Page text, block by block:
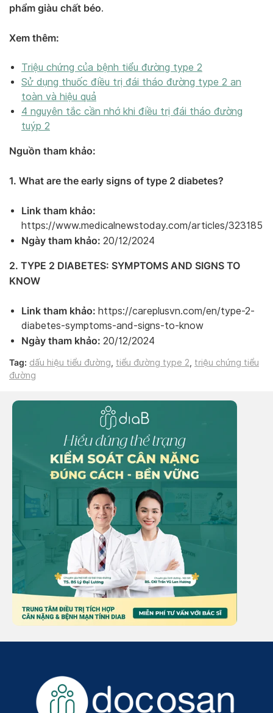
phẩm giàu chất béo.
Xem thêm:
Triệu chứng của bệnh tiểu đường type 2
Sử dụng thuốc điều trị đái tháo đường type 2 an
toàn và hiệu quả
4 nguyên tắc cần nhớ khi điều trị đái tháo đường
tuýp 2
Nguồn tham khảo:
1. What are the early signs of type 2 diabetes?
Link tham khảo:
https://www.medicalnewstoday.com/articles/323185
Ngày tham khảo: 20/12/2024
2. TYPE 2 DIABETES: SYMPTOMS AND SIGNS TO
KNOW
Link tham khảo: https://careplusvn.com/en/type-2-
diabetes-symptoms-and-signs-to-know
Ngày tham khảo: 20/12/2024
Tag: dấu hiệu tiểu đường, tiểu đường type 2, triệu chứng tiểu
đường